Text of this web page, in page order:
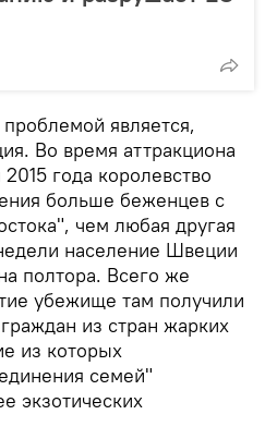
является,
Во время аттракциона
года королевство
больше беженцев с
чем любая другая
население Швеции
полтора. Всего же
убежище там получили
из стран жарких
из которых
семей"
экзотических